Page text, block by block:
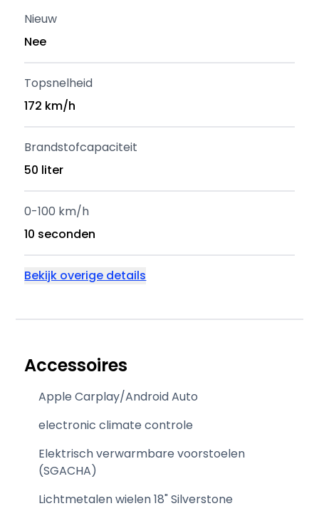
Nieuw
Nee
Topsnelheid
172 km/h
Brandstofcapaciteit
50 liter
0-100 km/h
10 seconden
Bekijk overige details
Accessoires
Apple Carplay/Android Auto
electronic climate controle
Elektrisch verwarmbare voorstoelen
(SGACHA)
Lichtmetalen wielen 18" Silverstone